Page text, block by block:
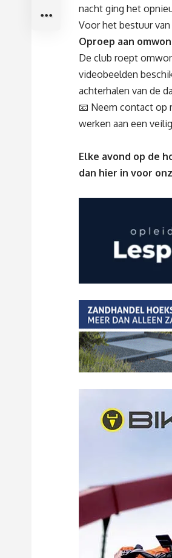
nacht ging het
Voor het bestuur
Oproep aan
De club roept
videobeelden
achterhalen van de
📧 Neem contact op
werken aan een
Elke avond op de
dan hier in voor